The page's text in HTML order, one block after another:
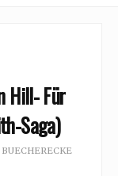
Hill- Für
Saga)